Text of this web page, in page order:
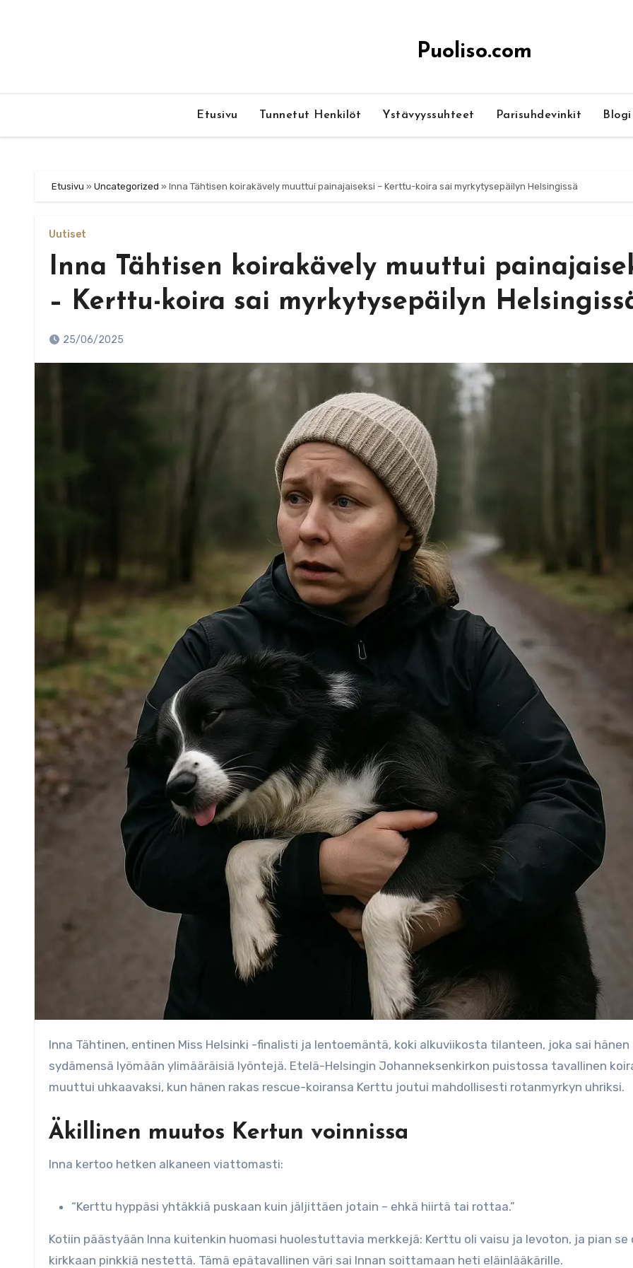
Puoliso.com
Etusivu Tunnetut Henkilöt Ystävyyssuhteet Parisuhdevinkit Blogi
Etusivu » Uncategorized » Inna Tähtisen koirakävely muuttui painajaiseksi – Kerttu-koira sai myrkytysepäilyn Helsingissä
Uutiset
Inna Tähtisen koirakävely muuttui
– Kerttu-koira sai myrkytysepäilyn
25/06/2025
Inna Tähtinen, entinen Miss Helsinki -finalisti ja lentoemäntä, koki alkuviikosta tilanteen, joka sai hänen
sydämensä lyömään ylimääräisiä lyöntejä. Etelä-Helsingin Johanneksenkirkon puistossa tavallinen
muuttui uhkaavaksi, kun hänen rakas rescue-koiransa Kerttu joutui mahdollisesti rotanmyrkyn uhriksi.
Äkillinen muutos Kertun voinnissa
Inna kertoo hetken alkaneen viattomasti:
“Kerttu hyppäsi yhtäkkiä puskaan kuin jäljittäen jotain – ehkä hiirtä tai rottaa.”
Kotiin päästyään Inna kuitenkin huomasi huolestuttavia merkkejä: Kerttu oli vaisu ja levoton, ja pian se
kirkkaan pinkkiä nestettä. Tämä epätavallinen väri sai Innan soittamaan heti eläinlääkärille.